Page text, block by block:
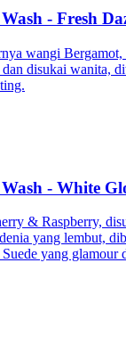
- Fresh
wangi
disukai wanita,
- White
& Raspberry,
yang lembut,
yang glamour